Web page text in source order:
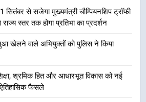
भर्ती
उत्तराखंड समाचार
दिल्ली-देहरादून आर्थिक कॉरिडोर से जुड़ी
का डीएम ने किया निरीक्षण; समयबद्ध एवं
गुणवत्तापूर्ण निर्माण सुनिश्चित करने के
उत्तराखंड समाचार
से सजेगा मुख्यमंत्री चौम्पियनशिप ट्रॉफी
स्तर तक होगा प्रतिभा का प्रदर्शन
खेलने वाले अभियुक्तों को पुलिस ने किया
श्रमिक हित और आधारभूत विकास को नई
फैसले